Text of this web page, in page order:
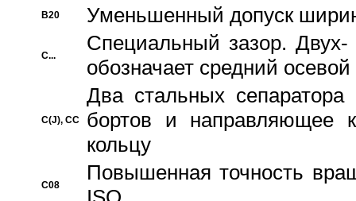
B20 Уменьшенный допуск
C...
Специальный зазор.
обозначает средний
C(J), CC
Два стальных сепаратора
бортов и направляющее
кольцу
C08
Повышенная точность